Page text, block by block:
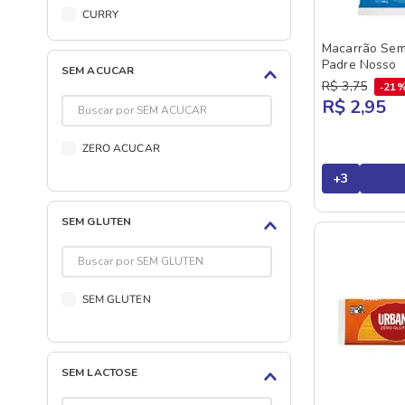
GALO
HEINZ
HELLMANNS
HINOMOTO
KAMOKA
KARUI
KENKO
KISABOR
KUHNE
MANGIARE
CURRY
PIZZA
PICANHA
FRUSTOS DO MAR
FRANGO
COSTELA
CHEDDAR
BOLONHESA
SEM ACUCAR
ZERO ACUCAR
SEM GLUTEN
SEM GLUTEN
SEM LACTOSE
Macarrão
Padre Nosso
R$ 3,75
R$ 2,95
+3